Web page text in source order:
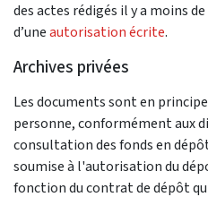
des actes rédigés il y a moins
d’uneautorisation écrite.
Archives privées
Les documents sont en
personne, conformément aux
consultation des fonds en
soumise à l'autorisation du
fonction du contrat de dépôt